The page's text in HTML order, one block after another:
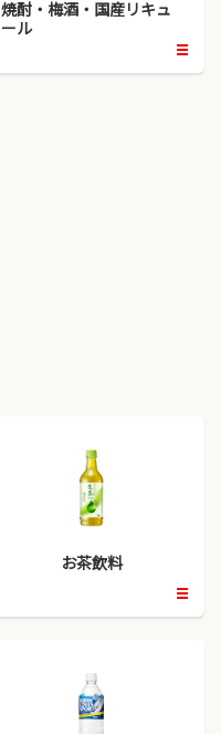
焼酎・梅酒・国産リキュ
ール
く
お茶飲料
く